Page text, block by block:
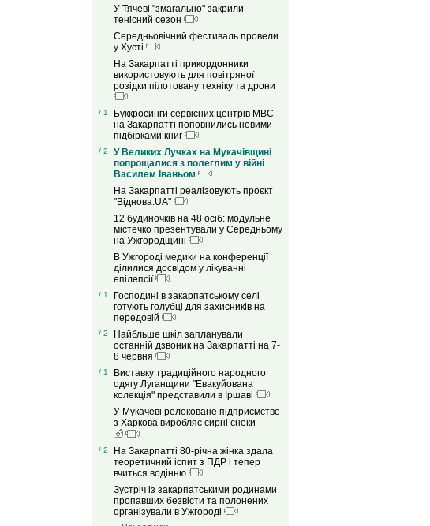
У Тячеві "змагально" закрили
тенісний сезон
Середньовічний фестиваль провели
у Хусті
На Закарпатті прикордонники
використовують для повітряної
розідки пілотовану техніку та дрони
/ 1
Буккросинги сервісних центрів МВС
на Закарпатті поповнились новими
підбірками книг
/ 2
У Великих Лучках на Мукачівщині
попрощалися з полеглим у війні
Василем Іваньом
На Закарпатті реалізовують проєкт
"Віднова:UA"
12 будиночків на 48 осіб: модульне
містечко презентували у Середньому
на Ужгородщині
В Ужгороді медики на конференції
ділилися досвідом у лікуванні
епілепсії
/ 1
Господині в закарпатському селі
готують голубці для захисників на
передовій
/ 2
Найбльше шкіл запланували
останній дзвоник на Закарпатті на 7-
8 червня
/ 1
Виставку традиційного народного
одягу Луганщини "Евакуйована
колекція" представили в Іршаві
У Мукачеві релоковане підприємство
з Харкова виробляє сирні снеки
/ 2
На Закарпатті 80-річна жінка здала
теоретичний іспит з ПДР і тепер
вчиться водінню
Зустріч із закарпатськими родинами
пропавших безвісти та полонених
організували в Ужгороді